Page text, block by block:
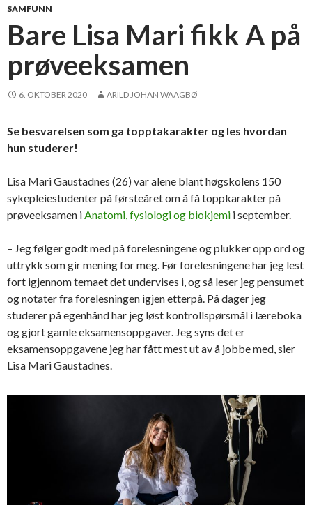
SAMFUNN
Bare Lisa Mari fikk A på
prøveeksamen
6. OKTOBER 2020 ARILD JOHAN WAAGBØ
Se besvarelsen som ga topptakarakter og les hvordan
hun studerer!
Lisa Mari Gaustadnes (26) var alene blant høgskolens 150
sykepleiestudenter på førsteåret om å få toppkarakter på
prøveeksamen iAnatomi, fysiologi og biokjemi i september.
– Jeg følger godt med på forelesningene og plukker opp ord og
uttrykk som gir mening for meg. Før forelesningene har jeg lest
fort igjennom temaet det undervises i, og så leser jeg pensumet
og notater fra forelesningen igjen etterpå. På dager jeg
studerer på egenhånd har jeg løst kontrollspørsmål i læreboka
og gjort gamle eksamensoppgaver. Jeg syns det er
eksamensoppgavene jeg har fått mest ut av å jobbe med, sier
Lisa Mari Gaustadnes.